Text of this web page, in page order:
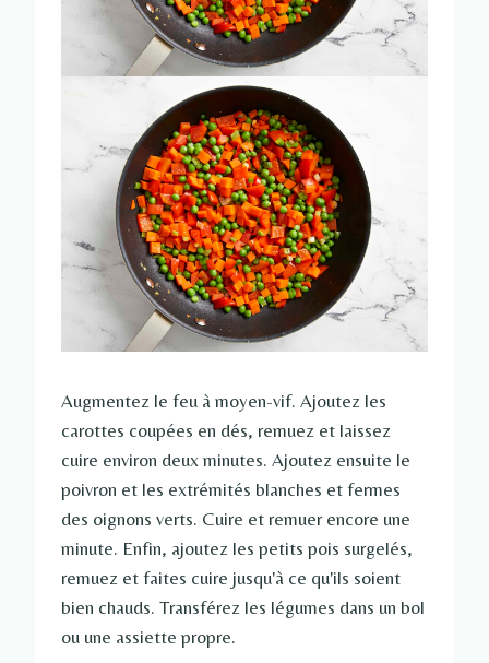
Augmentez le feu à moyen-vif. Ajoutez les
carottes coupées en dés, remuez et laissez
cuire environ deux minutes. Ajoutez ensuite le
poivron et les extrémités blanches et fermes
des oignons verts. Cuire et remuer encore une
minute. Enfin, ajoutez les petits pois surgelés,
remuez et faites cuire jusqu'à ce qu'ils soient
bien chauds. Transférez les légumes dans un bol
ou une assiette propre.